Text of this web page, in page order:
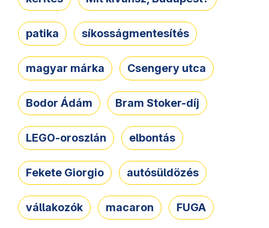
patika síkosságmentesítés
magyar márka Csengery utca
Bodor Ádám Bram Stoker-díj
LEGO-oroszlán elbontás
Fekete Giorgio autósüldözés
vállakozók macaron FUGA